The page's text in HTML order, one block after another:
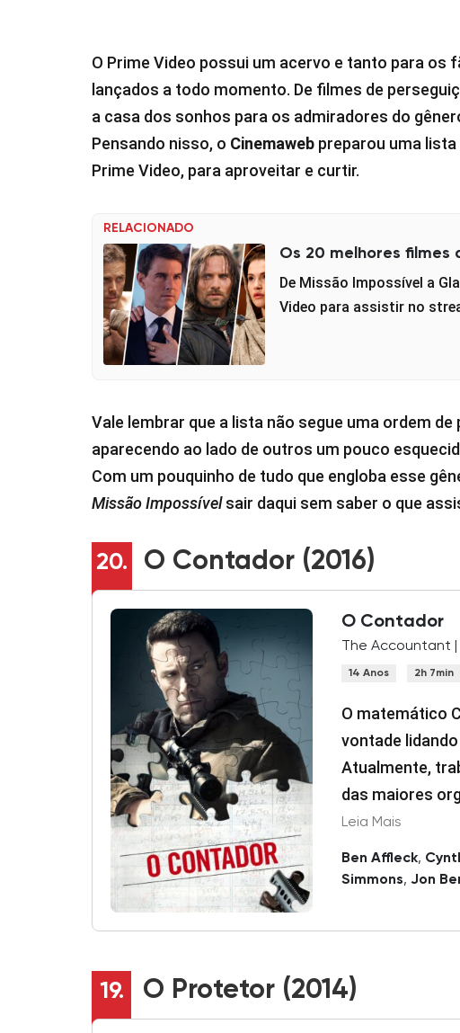
O Prime Video possui um acervo e tanto para os
lançados a todo momento. De filmes de
a casa dos sonhos para os admiradores do
Pensando nisso, o Cinemaweb preparou uma
Prime Video, para aproveitar e curtir.
RELACIONADO
Os 20 melhores filmes
De Missão Impossível a
Video para assistir no
Vale lembrar que a lista não segue uma ordem
aparecendo ao lado de outros um pouco
Com um pouquinho de tudo que engloba esse
Missão Impossívelsair daqui sem saber o que
20. O Contador (2016)
O Contador
The Accountant |
14 Anos 2h 7min
O matemático
vontade
Atualmente,
das maiores
receita federal
atender um
robóticos onde
aprofunda nos
rapidamente.
Ben Affleck,
Simmons, Jon
19. O Protetor (2014)